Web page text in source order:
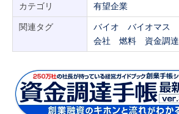
カテゴリ 有望企業
関連タグ バイオ バイオマス
会社
燃料 資金調達